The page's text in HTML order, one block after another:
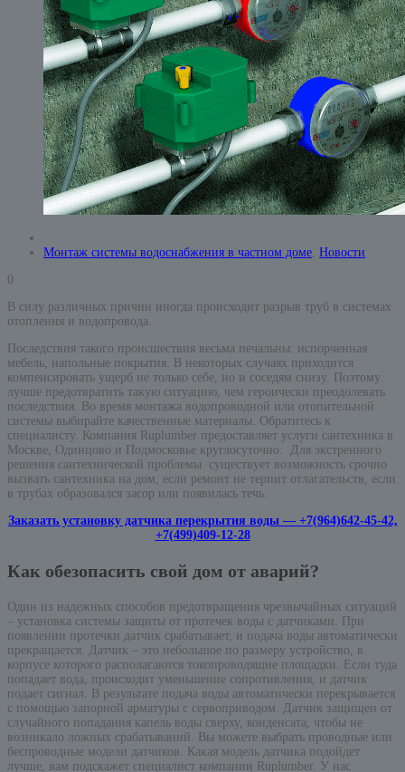
Монтаж системы водоснабжения в частном доме, Новости
0
В силу различных причин иногда происходит разрыв труб в системах
отопления и водопровода.
Последствия такого происшествия весьма печальны: испорченная
мебель, напольные покрытия. В некоторых случаях приходится
компенсировать ущерб не только себе, но и соседям снизу. Поэтому
лучше предотвратить такую ситуацию, чем героически преодолевать
последствия. Во время монтажа водопроводной или отопительной
системы выбирайте качественные материалы. Обратитесь к
специалисту. Компания Ruplumber предоставляет услуги сантехника в
Москве, Одинцово и Подмосковье круглосуточно. Для экстренного
решения сантехнической проблемы существует возможность срочно
вызвать сантехника на дом, если ремонт не терпит отлагательств, если
в трубах образовался засор или появилась течь.
Заказать установку датчика перекрытия воды — +7(964)642-45-42,
+7(499)409-12-28
Как обезопасить свой дом от аварий?
Один из надежных способов предотвращения чрезвычайных ситуаций
– установка системы защиты от протечек воды с датчиками. При
появлении протечки датчик срабатывает, и подача воды автоматически
прекращается. Датчик – это небольшое по размеру устройство, в
корпусе которого располагаются токопроводящие площадки. Если туда
попадает вода, происходит уменьшение сопротивления, и датчик
подает сигнал. В результате подача воды автоматически перекрывается
с помощью запорной арматуры с сервоприводом. Датчик защищен от
случайного попадания капель воды сверху, конденсата, чтобы не
возникало ложных срабатываний. Вы можете выбрать проводные или
беспроводные модели датчиков. Какая модель датчика подойдет
лучше, вам подскажет специалист компании Ruplumber. У нас